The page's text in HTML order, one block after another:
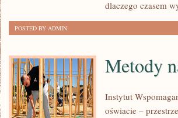
dlaczego czasem
POSTED BY ADMIN
Metody
Instytut
oświacie –